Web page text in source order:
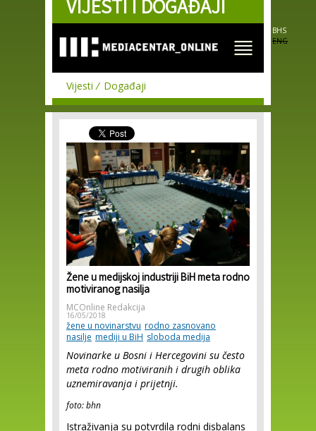
Skip to
main
VIJESTI I DOGAĐAJI
BHS
ENG
Vijesti Događaji
Žene u medijskoj industriji BiH meta rodno
motiviranog nasilja
MCOnline Redakcija
16/05/2018
žene u novinarstvu rodno zasnovano
nasilje mediji u BiH sloboda medija
Novinarke u Bosni i Hercegovini su često
meta rodno motiviranih i drugih oblika
uznemiravanja i prijetnji.
foto: bhn
Istraživanja su potvrdila rodni disbalans